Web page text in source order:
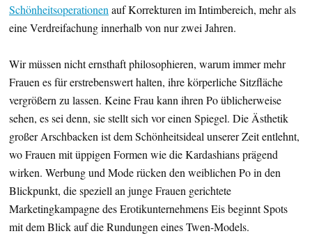
Schönheitsoperationen auf Korrekturen im Intimbereich, mehr als
eine Verdreifachung innerhalb von nur zwei Jahren.
Wir müssen nicht ernsthaft philosophieren, warum immer mehr
Frauen es für erstrebenswert halten, ihre körperliche Sitzfläche
vergrößern zu lassen. Keine Frau kann ihren Po üblicherweise
sehen, es sei denn, sie stellt sich vor einen Spiegel. Die Ästhetik
großer Arschbacken ist dem Schönheitsideal unserer Zeit entlehnt,
wo Frauen mit üppigen Formen wie die Kardashians prägend
wirken. Werbung und Mode rücken den weiblichen Po in den
Blickpunkt, die speziell an junge Frauen gerichtete
Marketingkampagne des Erotikunternehmens Eis beginnt Spots
mit dem Blick auf die Rundungen eines Twen-Models.